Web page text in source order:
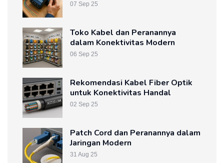
07 Sep 25
Toko Kabel dan Peranannya
dalam Konektivitas Modern
06 Sep 25
Rekomendasi Kabel Fiber Optik
untuk Konektivitas Handal
02 Sep 25
Patch Cord dan Peranannya dalam
Jaringan Modern
31 Aug 25